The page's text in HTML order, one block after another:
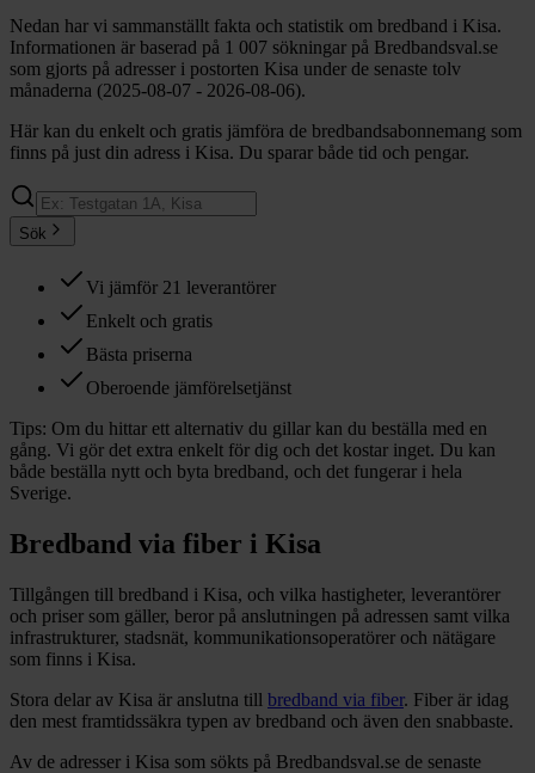
Nedan har vi sammanställt fakta och statistik om bredband i Kisa.
Informationen är baserad på 1 007 sökningar på Bredbandsval.se
som gjorts på adresser i postorten Kisa under de senaste tolv
månaderna (2025-08-07 - 2026-08-06).
Här kan du enkelt och gratis jämföra de bredbandsabonnemang som
finns på just din adress i Kisa. Du sparar både tid och pengar.
Sök
Vi jämför 21 leverantörer
Enkelt och gratis
Bästa priserna
Oberoende jämförelsetjänst
Tips: Om du hittar ett alternativ du gillar kan du beställa med en
gång. Vi gör det extra enkelt för dig och det kostar inget. Du kan
både beställa nytt och byta bredband, och det fungerar i hela
Sverige.
Bredband via fiber i Kisa
Tillgången till bredband i Kisa, och vilka hastigheter, leverantörer
och priser som gäller, beror på anslutningen på adressen samt vilka
infrastrukturer, stadsnät, kommunikationsoperatörer och nätägare
som finns i Kisa.
Stora delar av Kisa är anslutna till bredband via fiber. Fiber är idag
den mest framtidssäkra typen av bredband och även den snabbaste.
Av de adresser i Kisa som sökts på Bredbandsval.se de senaste